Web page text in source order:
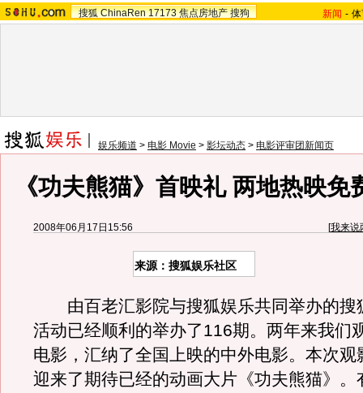
搜狐 ChinaRen 17173 焦点房地产 搜狗 新闻 -
娱乐频道 > 电影 Movie > 影坛动态 > 电影评审团新闻页
《功夫熊猫》首映礼 两地热映免
2008年06月17日15:56 [我来说
来源：搜狐娱乐社区
由百老汇影院与搜狐娱乐共同举办的搜
活动已经顺利的举办了116期。两年来我们
电影，汇纳了全国上映的中外电影。本次观
迎来了期待已经的动画大片《功夫熊猫》。